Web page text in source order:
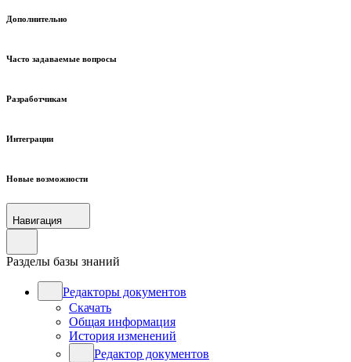
Дополнительно
Часто задаваемые вопросы
Разработчикам
Интеграции
Новые возможности
Навигация
Разделы базы знаний
Редакторы документов
Скачать
Общая информация
История изменений
Редактор документов